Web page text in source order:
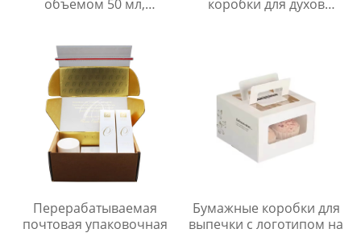
объемом 50 мл,
упаковка, подарочная
коробка для духов
коробки для духов
логотипом
Перерабатываемая
почтовая упаковочная
Бумажные коробки для
выпечки с логотипом на